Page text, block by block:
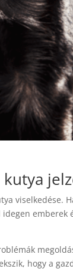
viselkedése.
emberek
hogy a